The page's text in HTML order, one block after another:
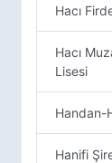
Hacı
Hacı
Lisesi
Handan-
Hanifi